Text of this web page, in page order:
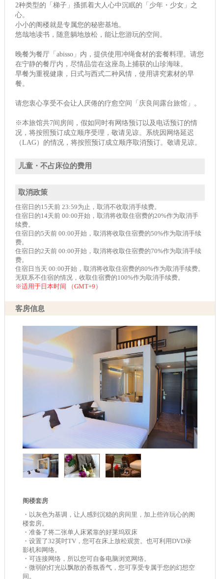
2种类型的「梯子」搔抓着大人心中沉眠的「少年・少女」之
心。
小小的阁楼就是专属您的秘密基地。
悠哉地读书，随意躺地放松，能让您游玩的空间。
晚餐为餐厅「abisso」内，提供使用冲绳食材的套餐料理。请您
在宁静的餐厅内，尽情品尝在这座岛上捕获的山珍海味。
早餐为重视健康，日式与西式二种风情，使用讲究素材的早
餐。
请您衷心享受不会让人厌倦的疗愈空间「庆良间露台旅馆」。
※本旅馆共7间房间，假如同时有网络预订以及电话预订的情
况，将按照预订成立顺序受理，敬请见谅。系统因网络延迟
（LAG）的情况，将按照预订成立顺序取消预订。敬请见谅。
儿童・不占床位的费用
取消政策
住宿日的15天前 23:59为止，取消不收取消手续费。
住宿日的14天前 00:00开始，取消将收取住宿费的20%作为取消手
续费。
住宿日的5天前 00:00开始，取消将收取住宿费的50%作为取消手续
费。
住宿日的2天前 00:00开始，取消将收取住宿费的70%作为取消手续
费。
住宿日当天 00:00开始，取消将收取住宿费的80%作为取消手续费。
无联系不住宿的情况，收取住宿费的100%作为取消手续费。
※适用于日本时间 （GMT+9）
客房信息
阁楼套房
・以灰色为基调，让人感到沉稳的房间里，加上些许玩心的阁
楼套房。
・准备了将二张单人床紧靠的好莱坞双床
・设置了32英吋TV，您可在床上放松观赏。也可利用DVD录
影机和网络。
・可连接网络，所以您可自备电脑浏览网络。
・微弱的灯光以飘散的香氛香气，您可享受专属于您的幻想空
间。